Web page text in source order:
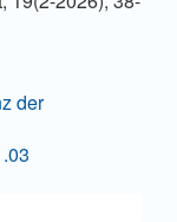
der